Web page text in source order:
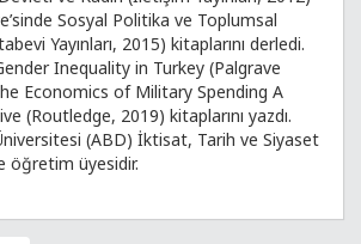
Sosyal Politika ve Toplumsal
Yayınları, 2015) kitaplarını derledi.
Inequality in Turkey (Palgrave
Economics of Military Spending A
(Routledge, 2019) kitaplarını yazdı.
(ABD) İktisat, Tarih ve Siyaset
öğretim üyesidir.